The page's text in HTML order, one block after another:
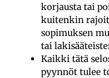
korjausta tai
kuitenkin
sopimuksen
tai
Kaikki tätä
pyynnöt tulee